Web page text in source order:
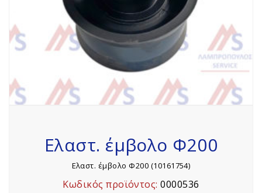
Ελαστ. έμβολο Φ200
Ελαστ. έμβολο Φ200 (10161754)
Κωδικός προϊόντος:0000536